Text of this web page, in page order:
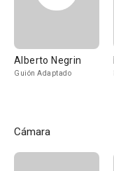
Alberto Negrin
Guión Adaptado
Cámara